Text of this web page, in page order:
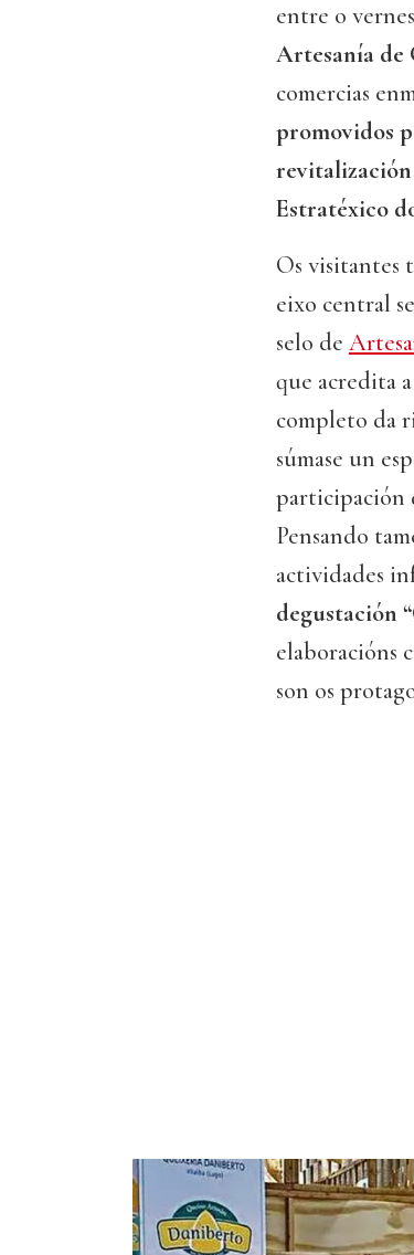
entre o
Artesanía de
comercias
promovidos
revitalización
Estratéxico
Os visitantes
eixo central
selo de
que acredita
completo da
súmase un
participación
Pensando
actividades
degustación
elaboracións
son os